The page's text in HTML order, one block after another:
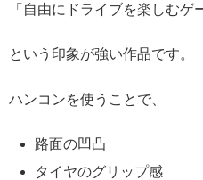
「自由にドライブを楽しむゲ
という印象が強い作品です。
ハンコンを使うことで、
路面の凹凸
タイヤのグリップ感